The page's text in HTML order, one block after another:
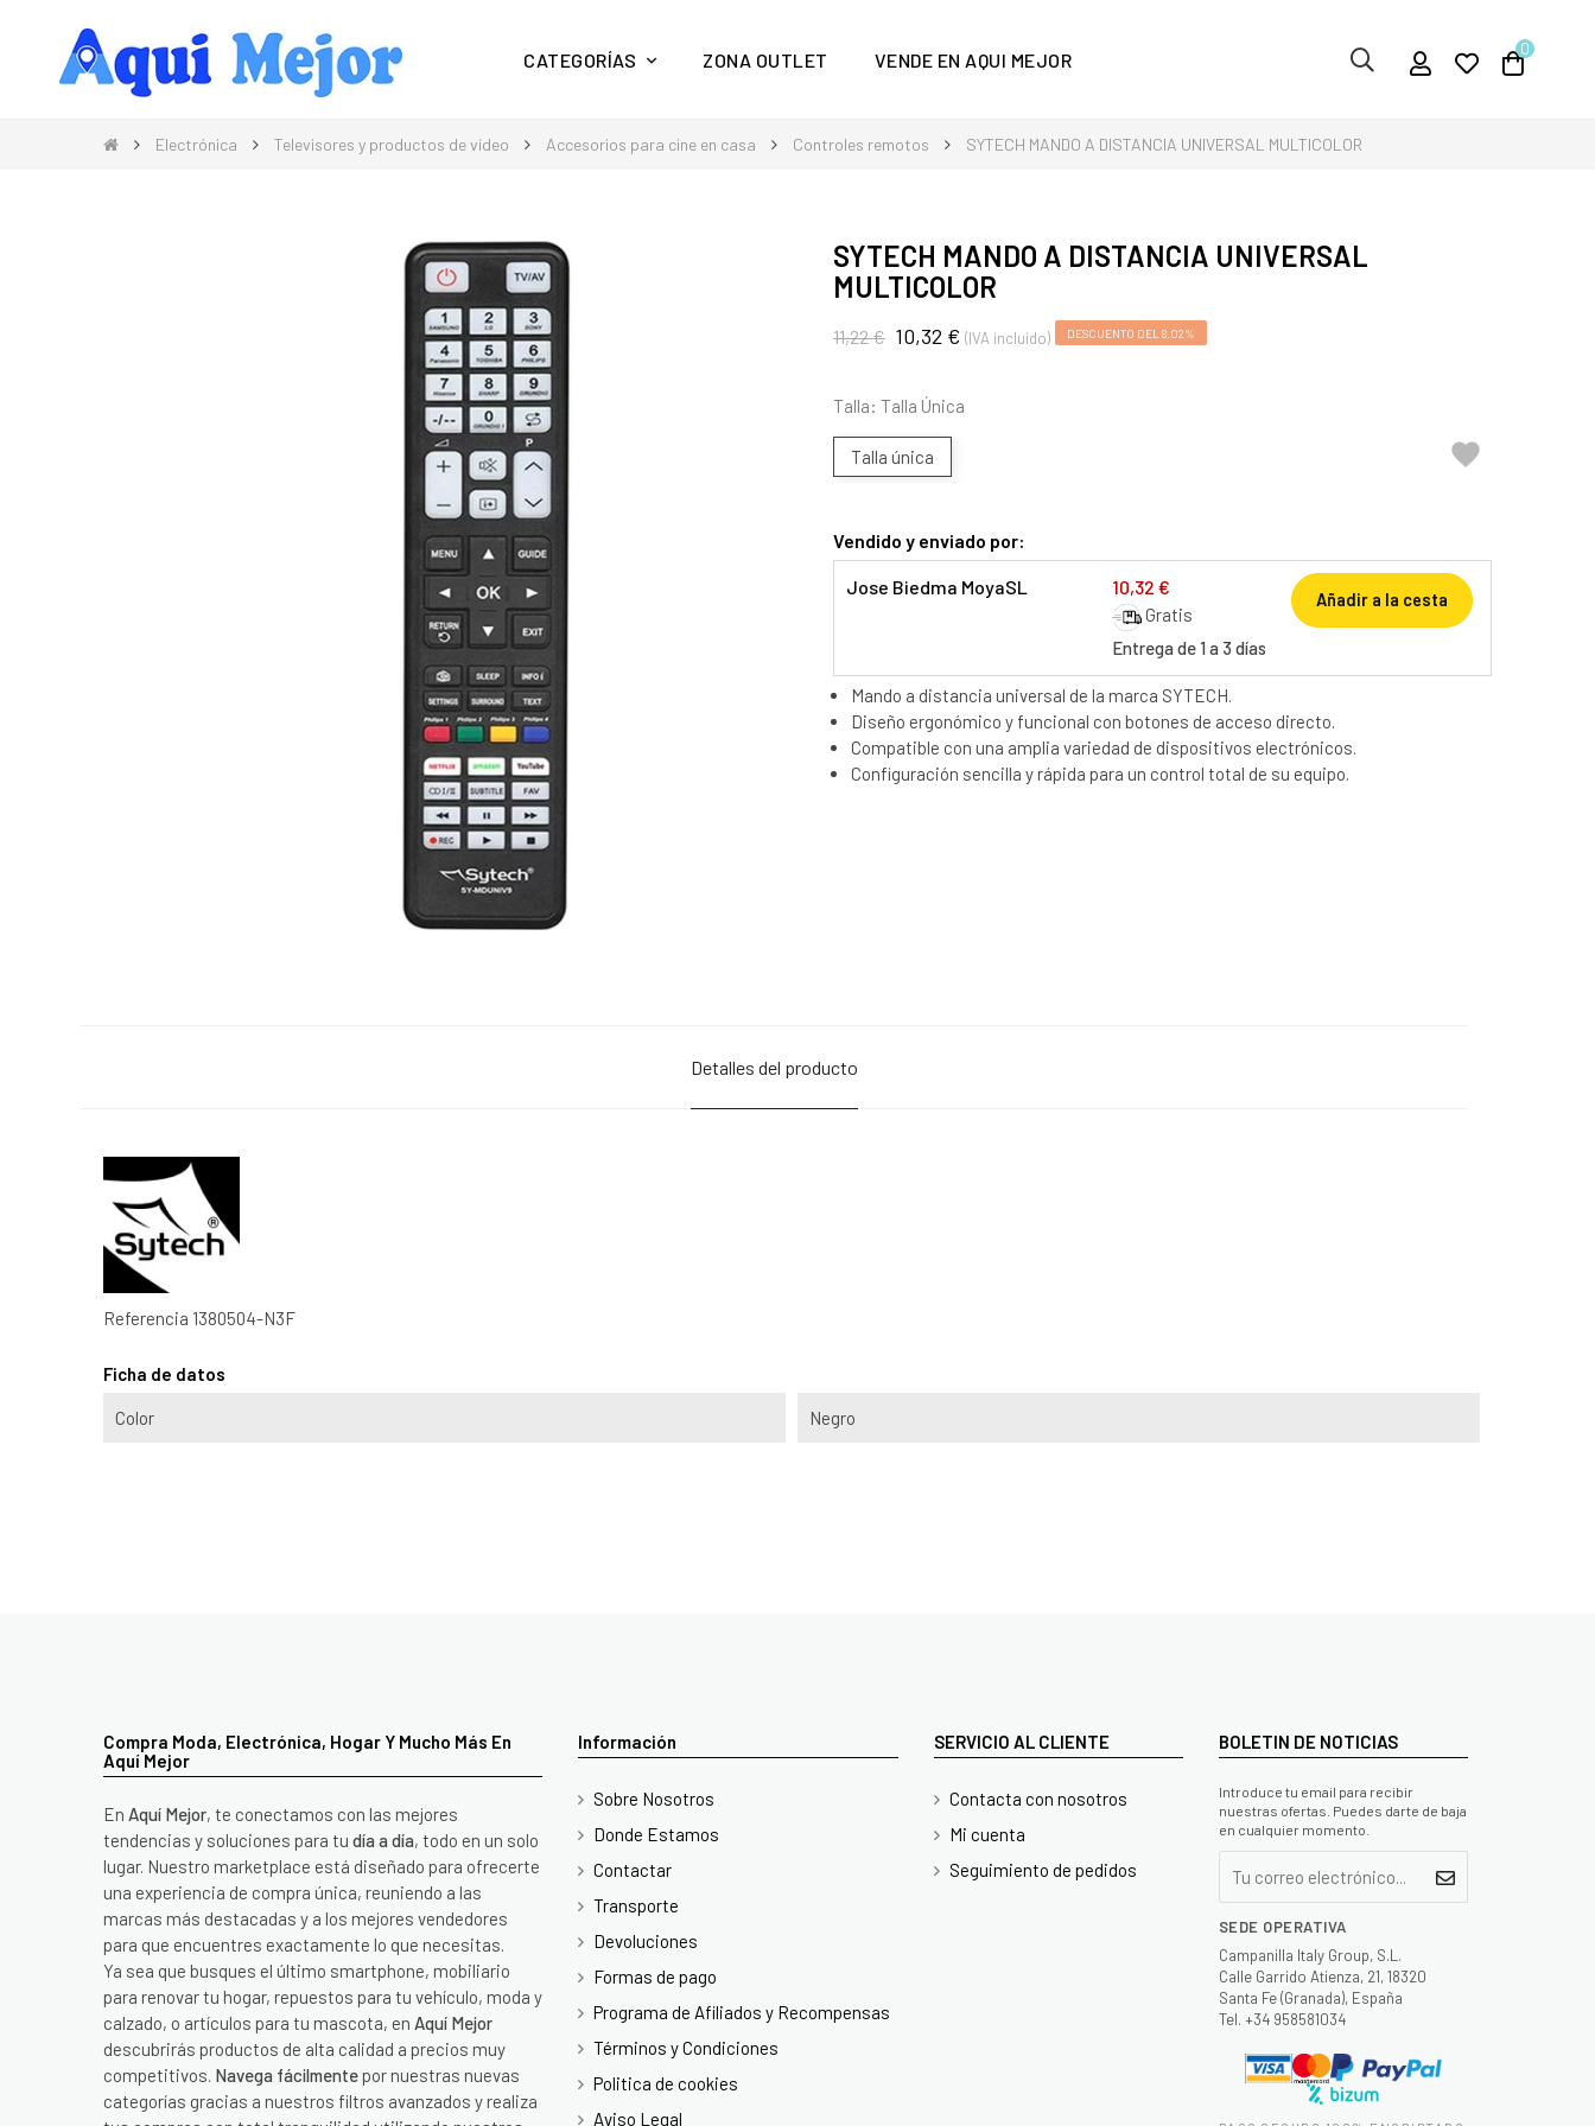
Compra Moda, Electrónica, Hogar y mucho más en Aquí Mejor
CATEGORÍAS ZONA OUTLET VENDE EN AQUI MEJOR 0
Electrónica Televisores y productos de vídeo Accesorios para cine en casa Controles remotos SYTECH MANDO A DISTANCIA UNIVERSAL MULTICOLOR
SYTECH MANDO A DISTANCIA UNIVERSAL
MULTICOLOR
11,22 € 10,32 € (IVA incluido) DESCUENTO DEL 8,02%
Talla: Talla Única
Talla única 
Vendido y enviado por:
Jose Biedma MoyaSL 10,32 €
Gratis
Entrega de 1 a 3 días
Añadir a la cesta
Mando a distancia universal de la marca SYTECH.
Diseño ergonómico y funcional con botones de acceso directo.
Compatible con una amplia variedad de dispositivos electrónicos.
Configuración sencilla y rápida para un control total de su equipo.
Detalles del producto
Referencia 1380504-N3F
Ficha de datos
Color Negro
Compra Moda, Electrónica, Hogar Y Mucho Más En
Aquí Mejor
En Aquí Mejor, te conectamos con las mejores
tendencias y soluciones para tu día a día, todo en un solo
lugar. Nuestro marketplace está diseñado para ofrecerte
una experiencia de compra única, reuniendo a las
marcas más destacadas y a los mejores vendedores
para que encuentres exactamente lo que necesitas.
Ya sea que busques el último smartphone, mobiliario
para renovar tu hogar, repuestos para tu vehículo, moda y
calzado, o artículos para tu mascota, en Aquí Mejor
descubrirás productos de alta calidad a precios muy
competitivos. Navega fácilmente por nuestras nuevas
categorías gracias a nuestros filtros avanzados y realiza
Información
Sobre Nosotros
Donde Estamos
Contactar
Transporte
Devoluciones
Formas de pago
Programa de Afiliados y Recompensas
Términos y Condiciones
Politica de cookies
Aviso Legal
SERVICIO AL CLIENTE
Contacta con nosotros
Mi cuenta
Seguimiento de pedidos
BOLETIN DE NOTICIAS
Introduce tu email para recibir
nuestras ofertas. Puedes darte de baja
en cualquier momento.
SEDE OPERATIVA
Campanilla Italy Group, S.L.
Calle Garrido Atienza, 21, 18320
Santa Fe (Granada), España
Tel. +34 958581034